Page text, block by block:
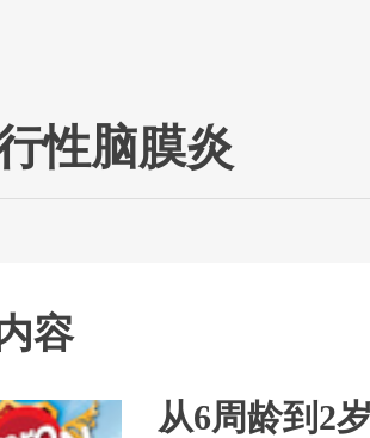
性脑膜炎
容
从6周龄到2